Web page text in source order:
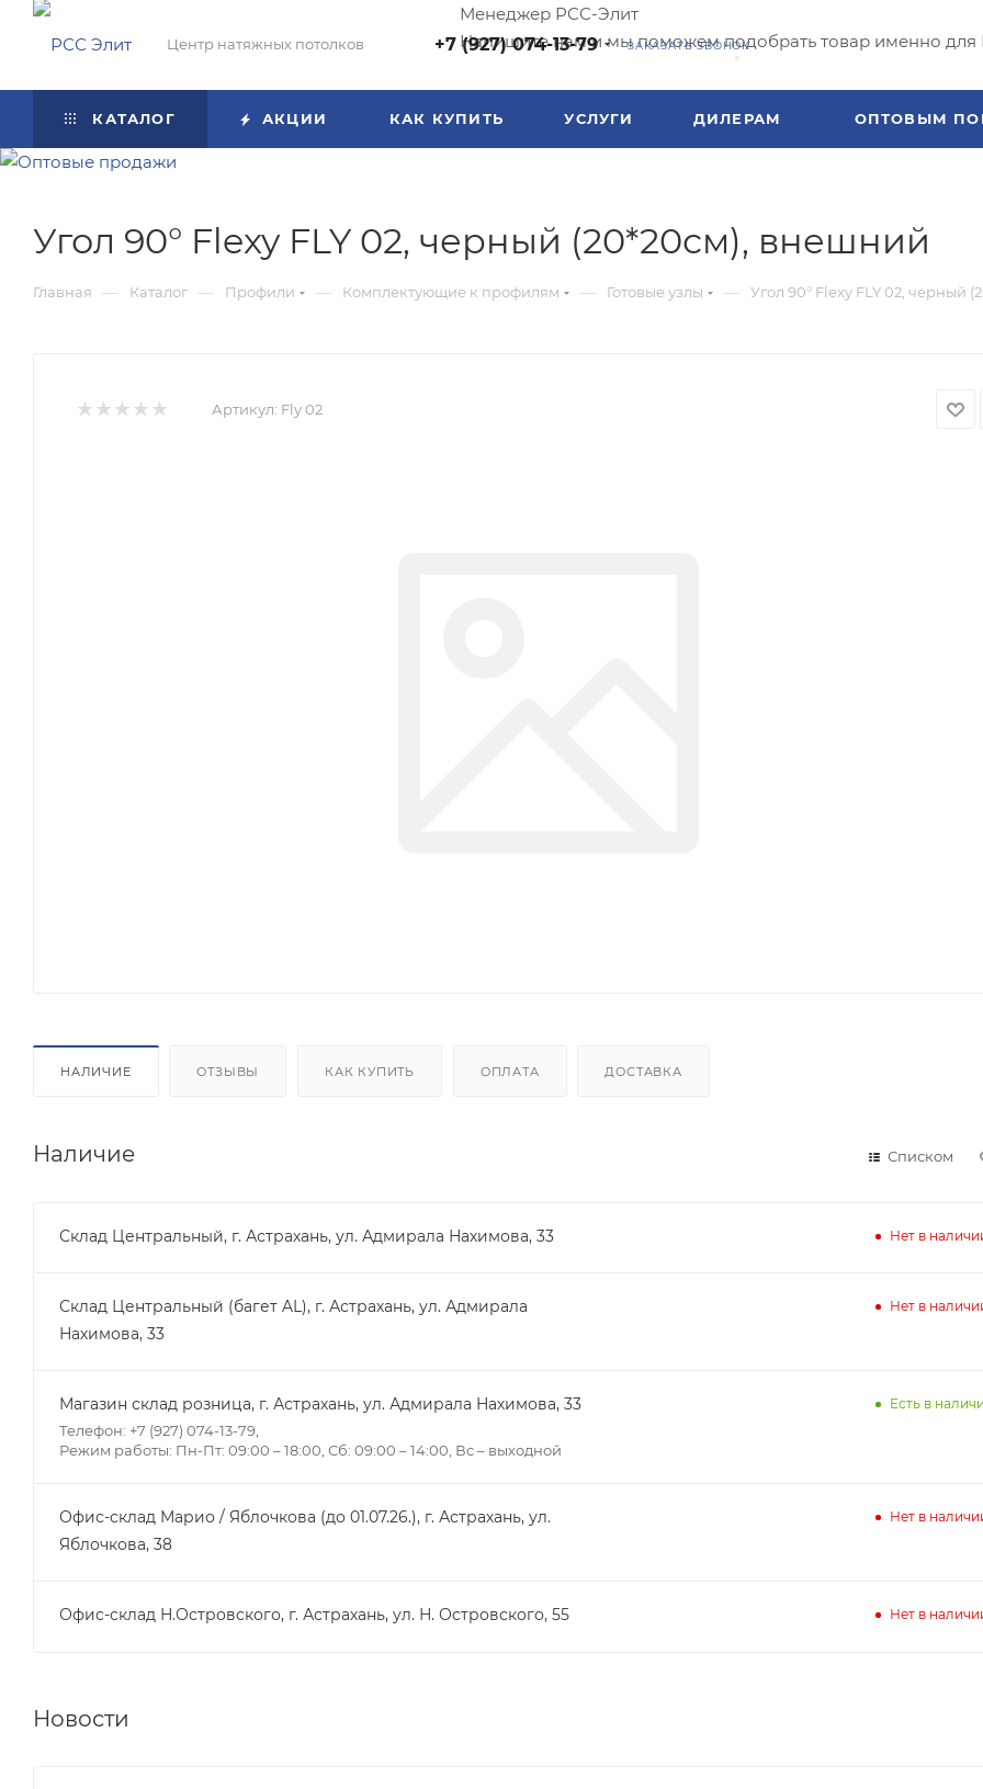
Менеджер РСС-Элит
Напишите нам и мы поможем подобрать товар именно для
Центр натяжных потолков +7 (927) 074-13-79 ЗАКАЗАТЬ ЗВОНОК
КАТАЛОГ АКЦИИ КАК КУПИТЬ УСЛУГИ ДИЛЕРАМ ОПТОВЫМ
Угол 90° Flexy FLY 02, черный (20*20см), внешний
Главная — Каталог — Профили — Комплектующие к профилям — Готовые узлы — Угол 90° Flexy FLY 02, черный
Артикул: Fly 02
НАЛИЧИЕ ОТЗЫВЫ КАК КУПИТЬ ОПЛАТА ДОСТАВКА
Наличие Списком
Склад Центральный, г. Астрахань, ул. Адмирала Нахимова, 33 Нет в
Склад Центральный (багет AL), г. Астрахань, ул. Адмирала
Нахимова, 33
Нет в
Магазин склад розница, г. Астрахань, ул. Адмирала Нахимова, 33
Телефон: +7 (927) 074-13-79,
Режим работы: Пн-Пт: 09:00 – 18:00, Сб: 09:00 – 14:00, Вс – выходной
Есть в
Офис-склад Марио / Яблочкова (до 01.07.26.), г. Астрахань, ул.
Яблочкова, 38
Нет в
Офис-склад Н.Островского, г. Астрахань, ул. Н. Островского, 55 Нет в
Новости